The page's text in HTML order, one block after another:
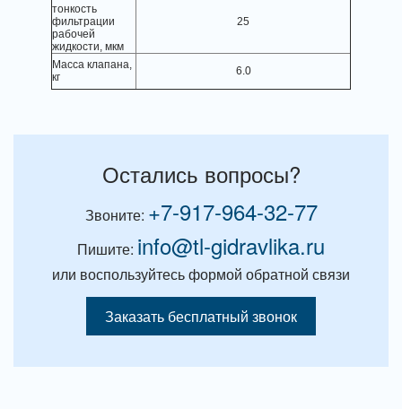
тонкость
фильтрации
рабочей
жидкости, мкм
25
Масса клапана,
кг
6.0
Остались вопросы?
Звоните: +7-917-964-32-77
Пишите: info@tl-gidravlika.ru
или воспользуйтесь формой обратной связи
Заказать бесплатный звонок